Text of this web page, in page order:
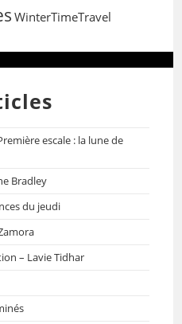
WinterTimeTravel
escale : la lune de
Bradley
du jeudi
– Lavie Tidhar